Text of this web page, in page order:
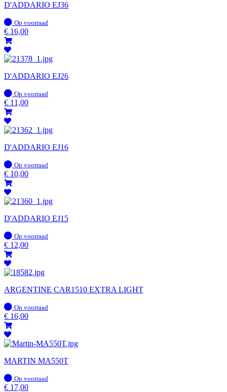
D'ADDARIO EJ36
Op
voorraad
Op voorraad
€ 16,00
D'ADDARIO EJ26
Op
voorraad
Op voorraad
€ 11,00
D'ADDARIO EJ16
Op
voorraad
Op voorraad
€ 10,00
D'ADDARIO EJ15
Op
voorraad
Op voorraad
€ 12,00
ARGENTINE CAR1510 EXTRA LIGHT
Op
voorraad
Op voorraad
€ 16,00
MARTIN MA550T
Op
voorraad
Op voorraad
€ 17,00